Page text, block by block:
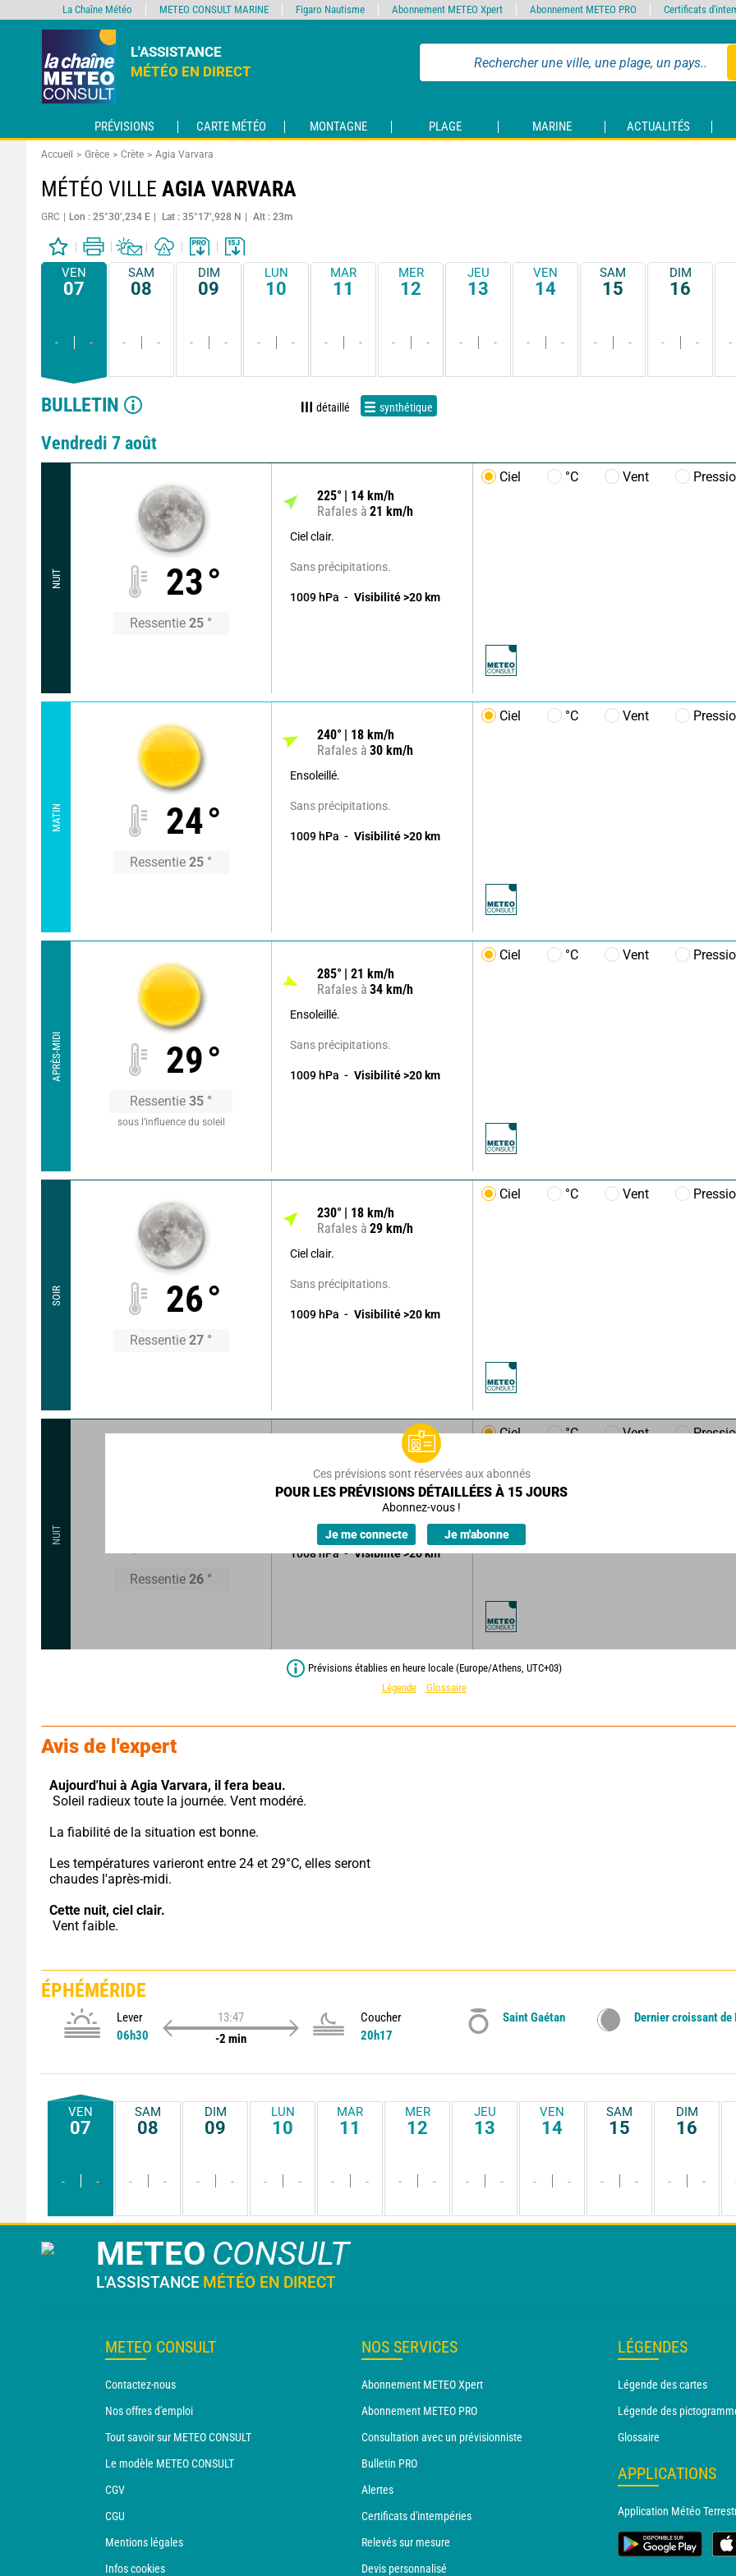
L'ASSISTANCE
MÉTÉO EN DIRECT
PRÉVISIONS CARTE MÉTÉO MONTAGNE PLAGE MARINE ACTUALITÉS
Accueil Grèce Crète Agia Varvara
MÉTÉO VILLE AGIA VARVARA
GRC Lon : 25°30’,234 E Lat : 35°17’,928 N Alt : 23m
VEN
07
- -
SAM
08
- -
DIM
09
- -
LUN
10
- -
MAR
11
- -
MER
12
- -
JEU
13
- -
VEN
14
- -
SAM
15
- -
DIM
16
- - -
BULLETIN détaillé synthétique
Vendredi 7 août
NUIT 23°
Ressentie 25 °
225° 14 km/h
Rafales à 21 km/h
Ciel clair.
Sans précipitations.
1009 hPa Visibilité >20 km
Ciel °C Vent
MATIN 24°
Ressentie 25 °
240° 18 km/h
Rafales à 30 km/h
Ensoleillé.
Sans précipitations.
1009 hPa Visibilité >20 km
Ciel °C Vent
APRÈS-MIDI 29°
Ressentie 35 °
sous l’influence du soleil
285° 21 km/h
Rafales à 34 km/h
Ensoleillé.
Sans précipitations.
1009 hPa Visibilité >20 km
Ciel °C Vent
SOIR 26°
Ressentie 27 °
230° 18 km/h
Rafales à 29 km/h
Ciel clair.
Sans précipitations.
1009 hPa Visibilité >20 km
Ciel °C Vent
NUIT
Ressentie 26 °
Rafales à23 km/h
Ciel clair.
Sans précipitations.
1008hPa Visibilité>20km
Ciel °C Vent
Ces prévisions sont réservées aux abonnés
POUR LES PRÉVISIONS DÉTAILLÉES À 15 JOURS
Abonnez-vous !
Je me connecte Je m'abonne
Prévisions établies en heure locale (Europe/Athens, UTC+03)
Légende
Glossaire
Avis de l'expert
Aujourd'hui à Agia Varvara, il fera beau.
Soleil radieux toute la journée. Vent modéré.
La fiabilité de la situation est bonne.
Les températures varieront entre 24 et 29°C, elles seront
chaudes l'après-midi.
Cette nuit, ciel clair.
Vent faible.
ÉPHÉMÉRIDE
Lever
06h30
13:47
-2 min
Coucher
20h17
Saint Gaétan Dernier croissant de
VEN
07
- -
SAM
08
- -
DIM
09
- -
LUN
10
- -
MAR
11
- -
MER
12
- -
JEU
13
- -
VEN
14
- -
SAM
15
- -
DIM
16
- -
METEO CONSULT
L'ASSISTANCE MÉTÉO EN DIRECT
METEO CONSULT
Contactez-nous
Nos offres d'emploi
Tout savoir sur METEO CONSULT
Le modèle METEO CONSULT
CGV
CGU
Mentions légales
Infos cookies
NOS SERVICES
Abonnement METEO Xpert
Abonnement METEO PRO
Consultation avec un prévisionniste
Bulletin PRO
Alertes
Certificats d'intempéries
Relevés sur mesure
Devis personnalisé
LÉGENDES
Légende des cartes
Légende des
Glossaire
APPLICATIONS
Application Météo
La Chaîne Météo METEO CONSULT MARINE Figaro Nautisme Abonnement METEO Xpert Abonnement METEO PRO Certificats